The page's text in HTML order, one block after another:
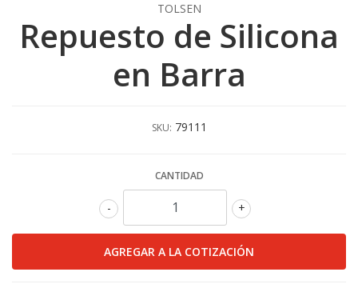
TOLSEN
Repuesto de Silicona
en Barra
SKU: 79111
CANTIDAD
+
-